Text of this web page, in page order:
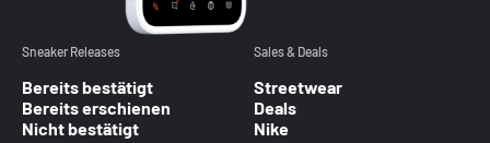
Sneaker Releases
Bereits bestätigt
Bereits erschienen
Nicht bestätigt
Sales & Deals
Streetwear
Deals
Nike